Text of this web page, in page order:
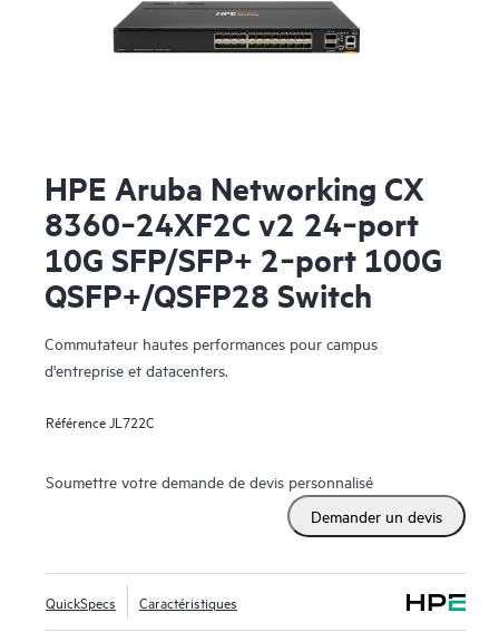
HPE Aruba Networking CX
8360‑24XF2C v2 24‑port
10G SFP/SFP+ 2‑port 100G
QSFP+/QSFP28 Switch
Commutateur hautes performances pour campus
d'entreprise et datacenters.
Référence JL722C
Soumettre votre demande de devis personnalisé
Demander un devis
QuickSpecs Caractéristiques